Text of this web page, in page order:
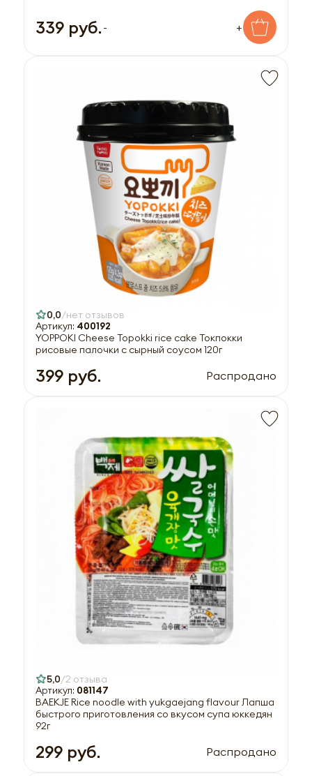
339 руб. - +
0,0 нет отзывов
Артикул: 400192
YOPPOKI Cheese Topokki rice cake Токпокки
рисовые палочки с сырный соусом 120г
399 руб. Распродано
5,0 2 отзыва
Артикул: 081147
BAEKJE Rice noodle with yukgaejang flavour Лапша
быстрого приготовления со вкусом супа юккедян
92г
299 руб. Распродано